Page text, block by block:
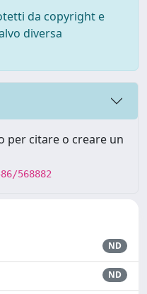
da copyright e
diversa
per citare o creare un
568882
ND
ND